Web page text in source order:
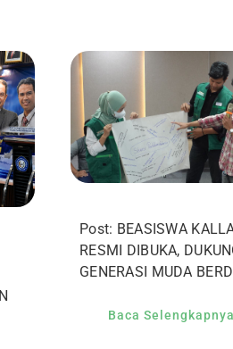
Post: BEASISWA
RESMI DIBUKA,
GENERASI MUDA
Baca